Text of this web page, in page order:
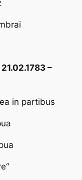
–
in partibus